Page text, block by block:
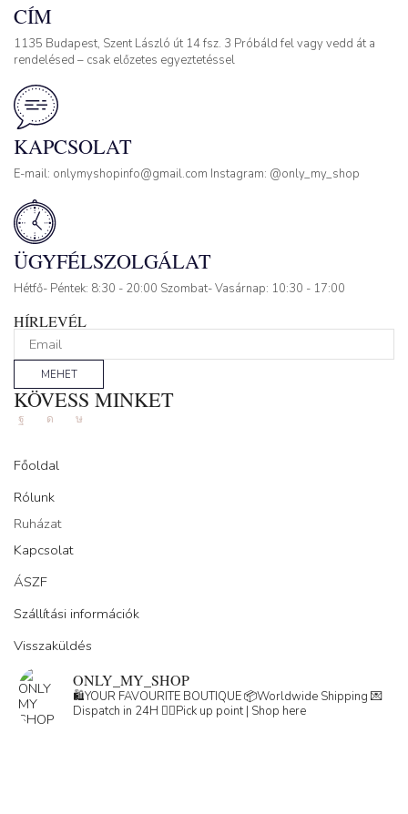
CÍM
1135 Budapest, Szent László út 14 fsz. 3 Próbáld fel vagy vedd át a
rendelésed – csak előzetes egyeztetéssel
KAPCSOLAT
E-mail: onlymyshopinfo@gmail.com Instagram: @only_my_shop
ÜGYFÉLSZOLGÁLAT
Hétfő- Péntek: 8:30 - 20:00 Szombat- Vasárnap: 10:30 - 17:00
HÍRLEVÉL
MEHET
KÖVESS MINKET
FacebookInstagram
Tik-
Főoldal
Rólunk
Ruházat
Kapcsolat
ÁSZF
Szállítási információk
Visszaküldés
ONLY_MY_SHOP
🛍️YOUR FAVOURITE BOUTIQUE📦Worldwide Shipping 💌
Dispatch in 24H 👇🏽Pick up point | Shop here